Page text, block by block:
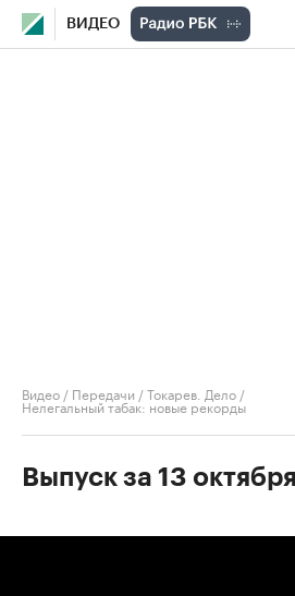
ВИДЕО
Видео / Передачи /Токарев. Дело /
Нелегальный табак: новые рекорды
Выпуск за 13